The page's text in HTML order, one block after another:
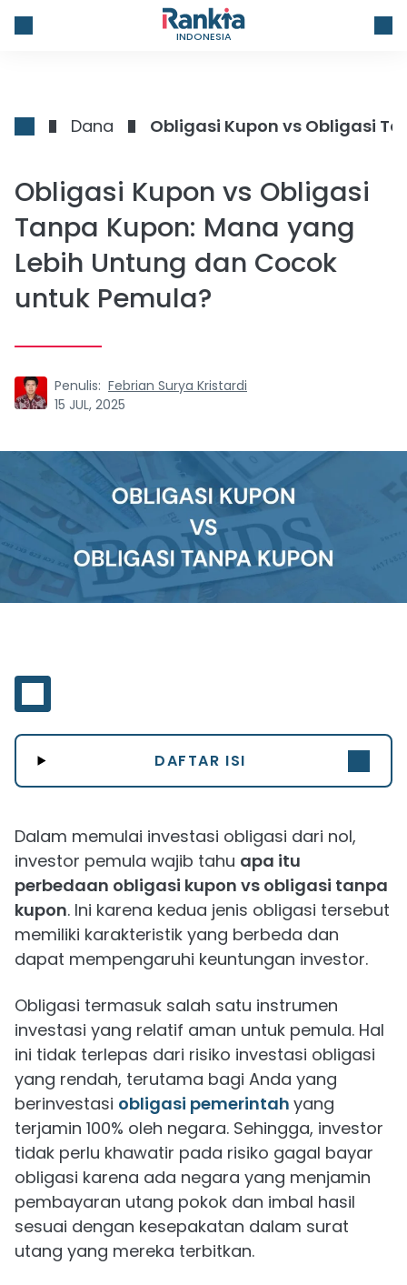
INDONESIA
Dana
Obligasi Kupon vs Obligasi
Tanpa Kupon: Mana yang
Lebih Untung dan Cocok
untuk Pemula?
Penulis: Febrian Surya Kristardi
15 JUL, 2025
DAFTAR ISI
Dalam memulai investasi obligasi dari nol,
investor pemula wajib tahu apa itu
perbedaan obligasi kupon vs obligasi tanpa
kupon. Ini karena kedua jenis obligasi tersebut
memiliki karakteristik yang berbeda dan
dapat mempengaruhi keuntungan investor.
Obligasi termasuk salah satu instrumen
investasi yang relatif aman untuk pemula. Hal
ini tidak terlepas dari risiko investasi obligasi
yang rendah, terutama bagi Anda yang
berinvestasi obligasi pemerintah yang
terjamin 100% oleh negara. Sehingga, investor
tidak perlu khawatir pada risiko gagal bayar
obligasi karena ada negara yang menjamin
pembayaran utang pokok dan imbal hasil
sesuai dengan kesepakatan dalam surat
utang yang mereka terbitkan.